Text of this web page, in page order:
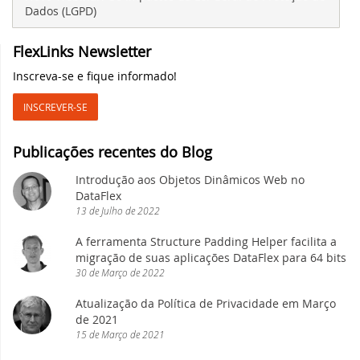
Dados (LGPD)
FlexLinks Newsletter
Inscreva-se e fique informado!
INSCREVER-SE
Publicações recentes do Blog
Introdução aos Objetos Dinâmicos Web no
DataFlex
13 deJulho de2022
A ferramenta Structure Padding Helper facilita a
migração de suas aplicações DataFlex para 64 bits
30deMarço de2022
Atualização da Política de Privacidade em Março
de 2021
15deMarço de2021
DataFlex 2024 Beta 2 lançado - crie
desenhos vetoriais a partir do código
DataFlex!
download e teste
DataFlex 2024 Beta 1 lançado - crie
DataFlex!
Uma mudança em nossa estratégia de
nomenclatura e atualização de versões de
Dominando o Git no DataFlex:
simplificando o gerenciamento de código
DISD 2018
DataFlex Entwickler Tag 2017
Synergy 2017
ScanDUC 2016
EDUC 2016
DISD 2016